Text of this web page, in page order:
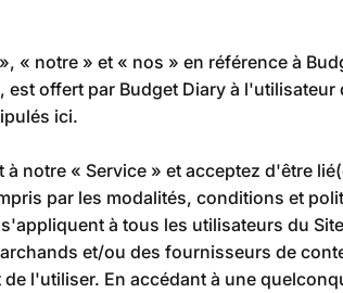
« notre » et « nos » en référence à
offert par Budget Diary à l'utilisateur
ici.
notre « Service » et acceptez d'être
par les modalités, conditions et
à tous les utilisateurs du
et/ou des fournisseurs de
l'utiliser. En accédant à une